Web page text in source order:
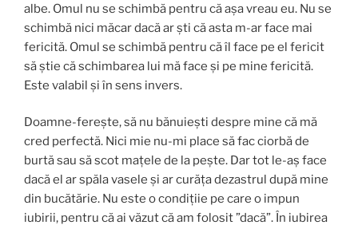
albe. Omul nu se schimbă pentru că așa vreau eu. Nu se
schimbă nici măcar dacă ar şti că asta m-ar face mai
fericită. Omul se schimbă pentru că îl face pe el fericit
să ştie că schimbarea lui mă face şi pe mine fericită.
Este valabil şi în sens invers.
Doamne-fereşte, să nu bănuieşti despre mine că mă
cred perfectă. Nici mie nu-mi place să fac ciorbă de
burtă sau să scot maţele de la peşte. Dar tot le-aş face
dacă el ar spăla vasele şi ar curăţa dezastrul după mine
din bucătărie. Nu este o condiţiie pe care o impun
iubirii, pentru că ai văzut că am folosit ”dacă”. În iubirea